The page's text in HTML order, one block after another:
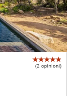
(2 opinioni)